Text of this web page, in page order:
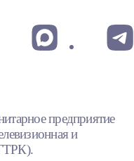
предприятие
и